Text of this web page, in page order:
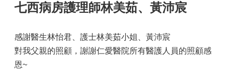
七西病房護理師林美茹、黃沛宸
感謝醫生林怡君、護士林美茹小姐、黃沛宸
對我父親的照顧，謝謝仁愛醫院所有醫護人員的照顧感
恩~